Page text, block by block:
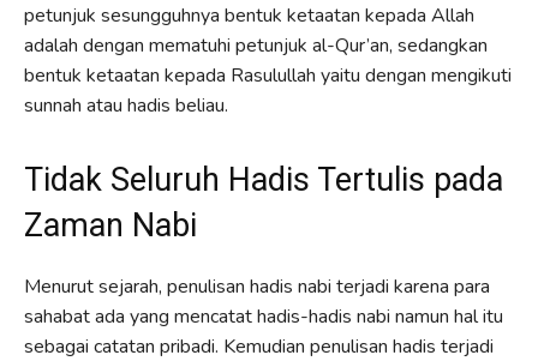
petunjuk sesungguhnya bentuk ketaatan kepada Allah
adalah dengan mematuhi petunjuk al-Qur’an, sedangkan
bentuk ketaatan kepada Rasulullah yaitu dengan mengikuti
sunnah atau hadis beliau.
Tidak Seluruh Hadis Tertulis pada
Zaman Nabi
Menurut sejarah, penulisan hadis nabi terjadi karena para
sahabat ada yang mencatat hadis-hadis nabi namun hal itu
sebagai catatan pribadi. Kemudian penulisan hadis terjadi